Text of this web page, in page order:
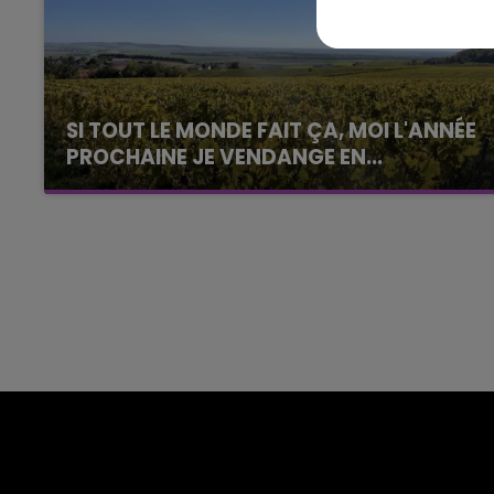
SI TOUT LE MONDE FAIT ÇA, MOI L'ANNÉE
PROCHAINE JE VENDANGE EN...
La vendange en Champagne a débuté ce jeudi